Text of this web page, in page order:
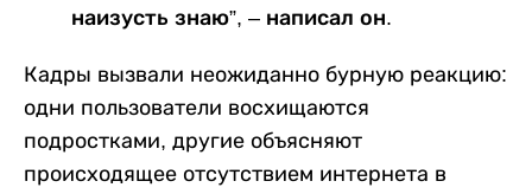
наизусть знаю”, – написал он.
Кадры вызвали неожиданно бурную реакцию:
одни пользователи восхищаются
подростками, другие объясняют
происходящее отсутствием интернета в